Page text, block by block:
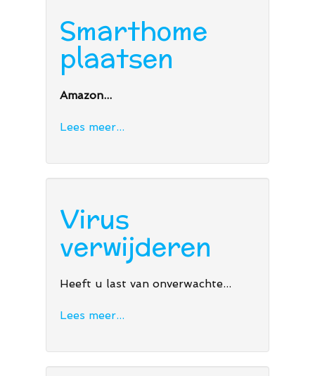
Smarthome
plaatsen
Amazon...
Lees meer...
Virus
verwijderen
Heeft u last van onverwachte...
Lees meer...